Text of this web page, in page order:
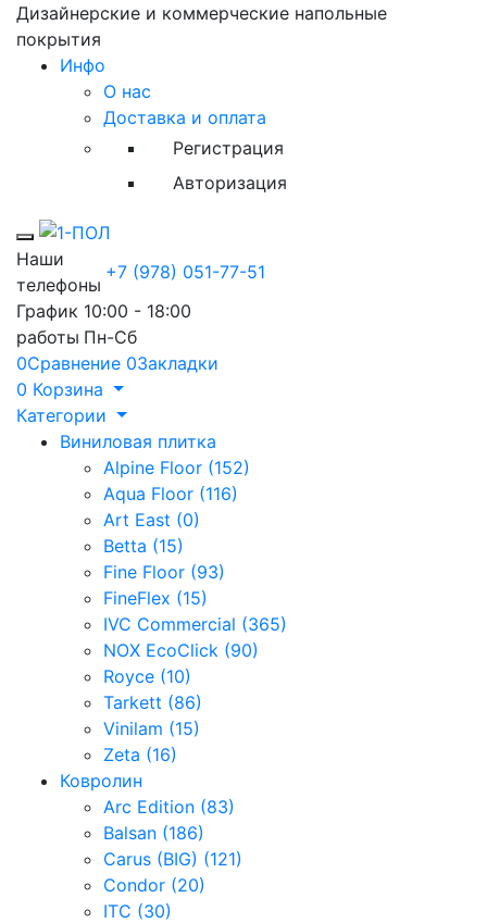
Дизайнерские и коммерческие напольные
покрытия
Инфо
О нас
Доставка и оплата
Регистрация
Авторизация
Toggle mobile menu
Наши
телефоны
+7 (978) 051-77-51
График
работы
10:00 - 18:00
Пн-Сб
0Сравнение 0Закладки
0 Корзина
Категории
Виниловая плитка
Alpine Floor (152)
Aqua Floor (116)
Art East (0)
Betta (15)
Fine Floor (93)
FineFlex (15)
IVC Commercial (365)
NOX EcoClick (90)
Royce (10)
Tarkett (86)
Vinilam (15)
Zeta (16)
Ковролин
Arc Edition (83)
Balsan (186)
Carus (BIG) (121)
Condor (20)
ITC (30)